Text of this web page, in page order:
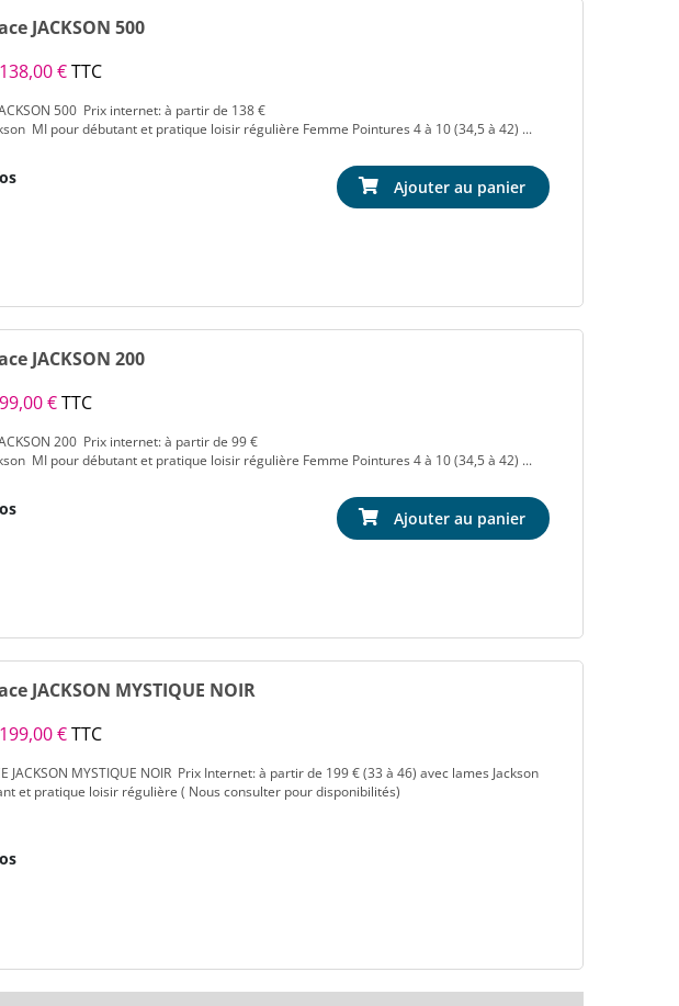
JACKSON 500
138,00 €TTC
500 Prix internet: à partir de 138 €
MI pour débutant et pratique loisir régulière Femme Pointures 4 à 10 (34,5 à 42) ...
Ajouter au panier
JACKSON 200
99,00 €TTC
200 Prix internet: à partir de 99 €
MI pour débutant et pratique loisir régulière Femme Pointures 4 à 10 (34,5 à 42) ...
Ajouter au panier
JACKSON MYSTIQUE NOIR
199,00 €TTC
JACKSON MYSTIQUE NOIR Prix Internet: à partir de 199 € (33 à 46) avec lames Jackson
et pratique loisir régulière ( Nous consulter pour disponibilités)